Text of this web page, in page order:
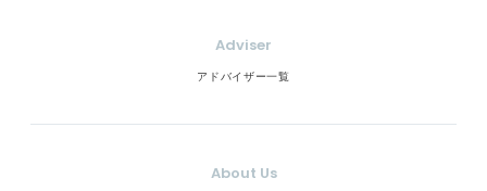
Adviser
アドバイザー一覧
About Us